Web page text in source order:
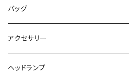
ALTRA
aroma vera
AZUMA BAG
バッグ
バックパック
ショルダーバッグ
アクセサリー
サングラス
ヘッドランプ